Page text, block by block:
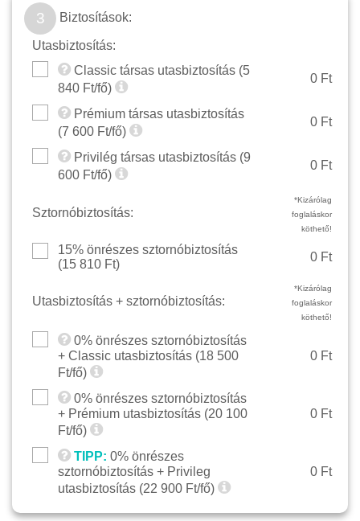
3 Biztosítások:
Utasbiztosítás:
Classic társas utasbiztosítás (5
840 Ft/fő)
0 Ft
Prémium társas utasbiztosítás
(7 600 Ft/fő)
0 Ft
Privilég társas utasbiztosítás (9
600 Ft/fő)
0 Ft
Sztornóbiztosítás:
*Kizárólag
foglaláskor
köthető!
15% önrészes sztornóbiztosítás
(15 810 Ft)
0 Ft
Utasbiztosítás + sztornóbiztosítás:
*Kizárólag
foglaláskor
köthető!
0% önrészes sztornóbiztosítás
+ Classic utasbiztosítás (18 500
Ft/fő)
0 Ft
0% önrészes sztornóbiztosítás
+ Prémium utasbiztosítás (20 100
Ft/fő)
0 Ft
TIPP: 0% önrészes
sztornóbiztosítás + Privileg
utasbiztosítás (22 900 Ft/fő)
0 Ft